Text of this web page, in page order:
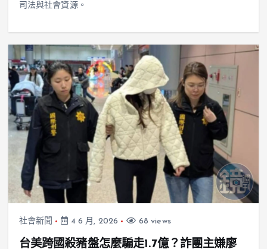
司法與社會資源。
社會新聞 4 6 月, 2026 68 views
台美跨國殺豬盤怎麼騙走1.7億？詐團主嫌廖